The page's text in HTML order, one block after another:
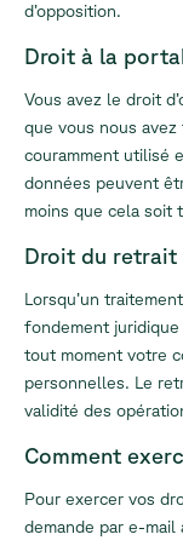
d’opposition.
Droit à la
Vous avez le droit
que vous nous
couramment utilisé
données peuvent
moins que cela soit
Droit du retrait
Lorsqu’un
fondement
tout moment votre
personnelles. Le
validité des
Comment
Pour exercer vos
demande par e-mail